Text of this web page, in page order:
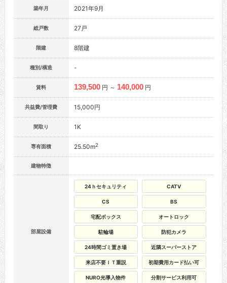
築年月 2021年9月
総戸数 27戸
階建 8階建
種別/構造 -
賃料 139,500 円 ～ 140,000 円
共益費/管理費 15,000円
間取り 1K
専有面積 25.50m2
建物特徴
部屋設備
24ｈセキュリティ CATV
CS BS
宅配ボックス オートロック
駐輪場 防犯カメラ
24時間ゴミ置き場 近隣スーパーストア
来店不要ＩＴ重説 初期費用カード払い可
NURO光導入物件 分割サービス利用可